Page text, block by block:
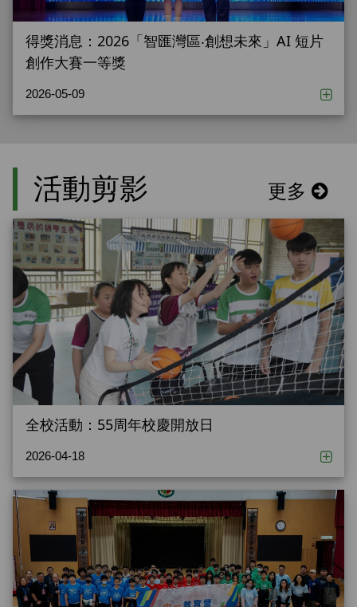
得獎消息：2026「智匯灣區‧創想未來」AI 短片
創作大賽一等獎
2026-05-09
活動剪影 更多
全校活動：55周年校慶開放日
2026-04-18